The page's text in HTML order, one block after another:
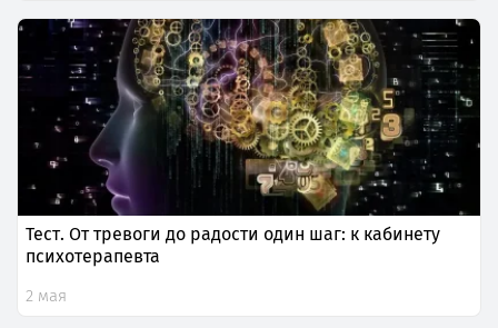
Тест. От тревоги до радости один шаг: к кабинету
психотерапевта
2 мая